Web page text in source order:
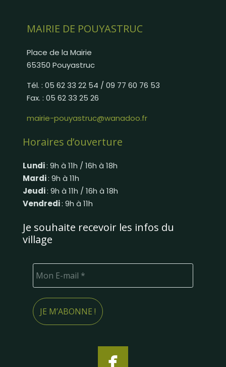
MAIRIE DE POUYASTRUC
Place de la Mairie
65350 Pouyastruc
Tél. : 05 62 33 22 54 / 09 77 60 76 53
Fax. : 05 62 33 25 26
mairie-pouyastruc@wanadoo.fr
Horaires d’ouverture
Lundi: 9h à 11h / 16h à 18h
Mardi: 9h à 11h
Jeudi: 9h à 11h / 16h à 18h
Vendredi: 9h à 11h
Je souhaite recevoir les infos du
village